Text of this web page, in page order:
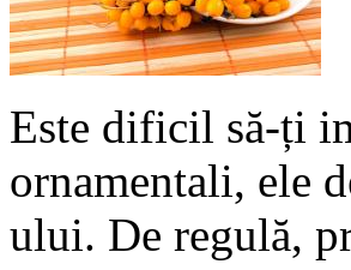
Este dificil să-ți
ornamentali, ele
ului. De regulă,